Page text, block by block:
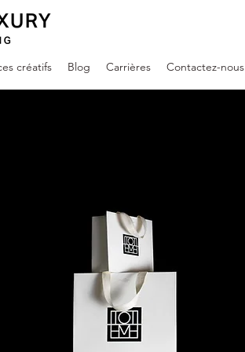
créatifs Blog Carrières Contactez-nous